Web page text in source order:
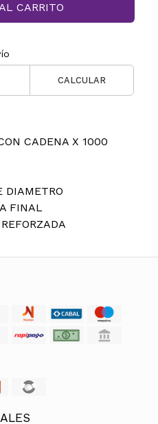
CARRITO
CALCULAR
CADENA X 1000
DIAMETRO
FINAL